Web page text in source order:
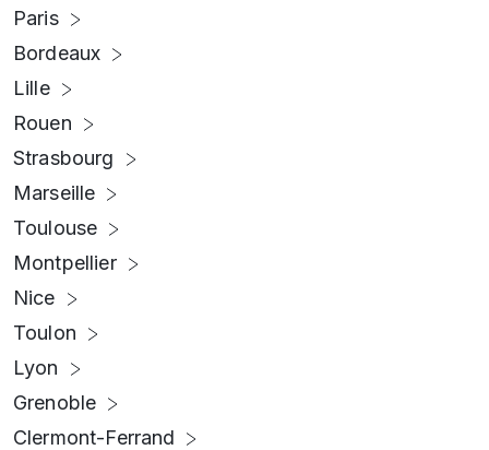
Paris
Bordeaux
Lille
Rouen
Strasbourg
Marseille
Toulouse
Montpellier
Nice
Toulon
Lyon
Grenoble
Clermont-Ferrand